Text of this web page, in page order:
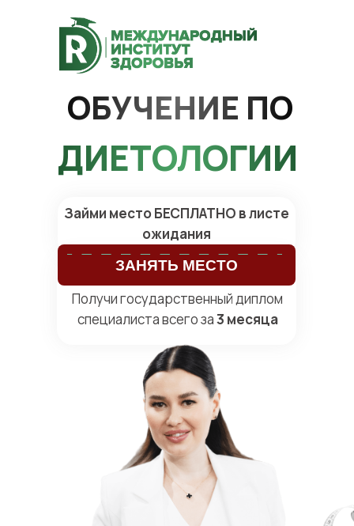
ОБУЧЕНИЕ ПО
ДИЕТОЛОГИИ
ЗАНЯТЬ МЕСТО
Займи место БЕСПЛАТНО в листе
ожидания
Получи государственный диплом
специалиста всего за3 месяца